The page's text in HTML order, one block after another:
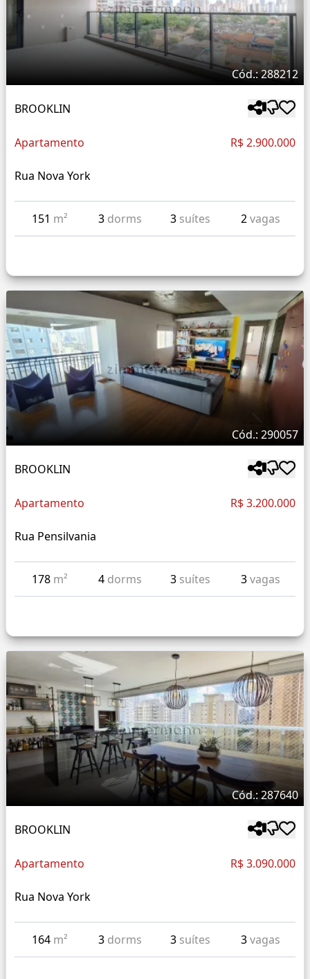
Cód.: 288212
BROOKLIN
Apartamento R$ 2.900.000
Rua Nova York
151 m² 3 dorms 3 suítes 2vagas
Cód.: 290057
BROOKLIN
Apartamento R$ 3.200.000
Rua Pensilvania
178 m² 4 dorms 3 suítes 3vagas
Cód.: 287640
BROOKLIN
Apartamento R$ 3.090.000
Rua Nova York
164 m² 3 dorms 3 suítes 3vagas